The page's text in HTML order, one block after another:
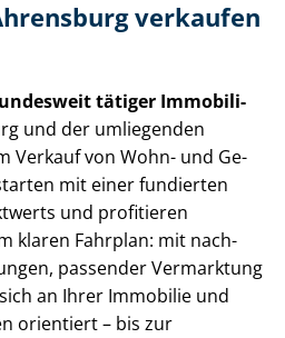
verkaufen
tätiger Im­mo­bi­li­
und der umliegenden
Verkauf von Wohn- und Ge­
mit einer fundierten
und profitieren
klaren Fahrplan: mit nach­
passender Vermarktung
an Ihrer Immobilie und
orientiert – bis zur